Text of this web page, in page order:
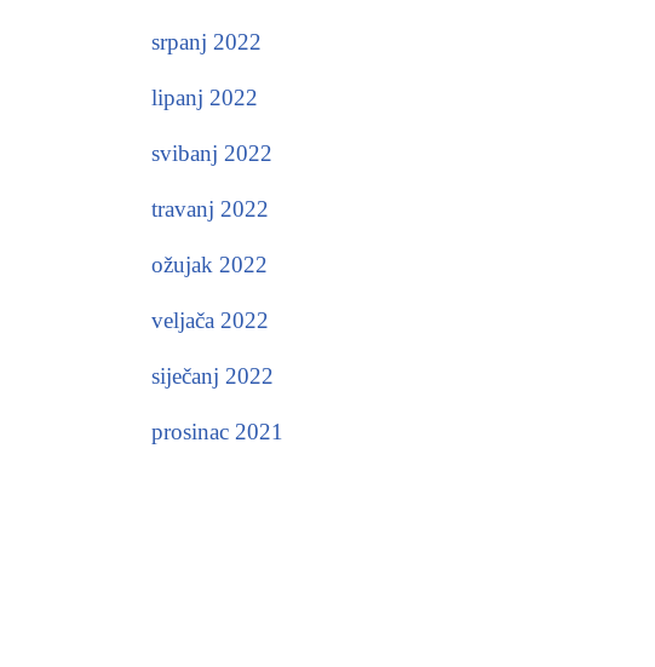
srpanj 2022
lipanj 2022
svibanj 2022
travanj 2022
ožujak 2022
veljača 2022
siječanj 2022
prosinac 2021